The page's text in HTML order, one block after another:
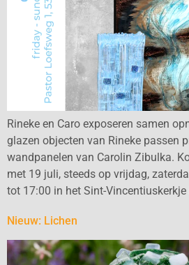
Rineke en Caro exposeren samen
glazen objecten van Rineke passen
wandpanelen van Carolin Zibulka.
met 19 juli, steeds op vrijdag,
tot 17:00 in het Sint-Vincentiuskerkje
Nieuw: Lichen